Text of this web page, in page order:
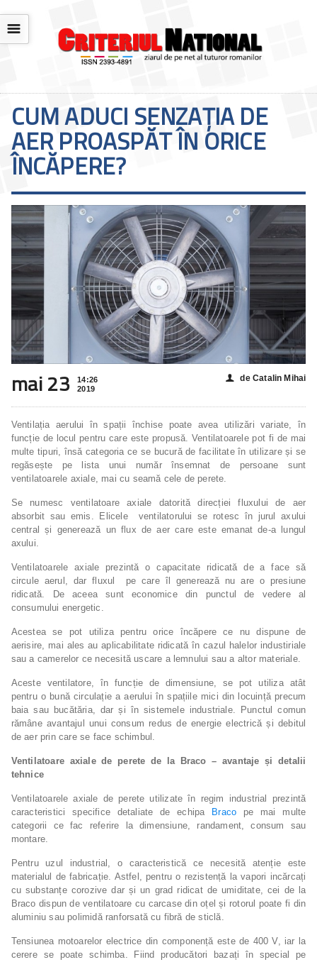
☰
CUM ADUCI SENZAȚIA DE
AER PROASPĂT ÎN ORICE
ÎNCĂPERE?
mai 23
14:26
2019
👤 de Catalin Mihai
Ventilația aerului în spații închise poate avea utilizări variate, în
funcție de locul pentru care este propusă. Ventilatoarele pot fi de mai
multe tipuri, însă categoria ce se bucură de facilitate în utilizare și se
regăsește pe lista unui număr însemnat de persoane sunt
ventilatoarele axiale, mai cu seamă cele de perete.
Se numesc ventilatoare axiale datorită direcției fluxului de aer
absorbit sau emis. Elicele ventilatorului se rotesc în jurul axului
central și generează un flux de aer care este emanat de-a lungul
axului.
Ventilatoarele axiale prezintă o capacitate ridicată de a face să
circule aerul, dar fluxul pe care îl generează nu are o presiune
ridicată. De aceea sunt economice din punctul de vedere al
consumului energetic.
Acestea se pot utiliza pentru orice încăpere ce nu dispune de
aerisire, mai ales au aplicabilitate ridicată în cazul halelor industiriale
sau a camerelor ce necesită uscare a lemnului sau a altor materiale.
Aceste ventilatore, în funcție de dimensiune, se pot utiliza atât
pentru o bună circulație a aerului în spațiile mici din locuință precum
baia sau bucătăria, dar și în sistemele industriale. Punctul comun
rămâne avantajul unui consum redus de energie electrică și debitul
de aer prin care se face schimbul.
Ventilatoare axiale de perete de la Braco – avantaje și detalii
tehnice
Ventilatoarele axiale de perete utilizate în regim industrial prezintă
caracteristici specifice detaliate de echipa
Braco pe mai multe
categorii ce fac referire la dimensiune, randament, consum sau
montare.
Pentru uzul industrial, o caracteristică ce necesită atenție este
materialul de fabricație. Astfel, pentru o rezistență la vapori incărcați
cu substanțe corozive dar și un grad ridicat de umiditate, cei de la
Braco dispun de ventilatoare cu carcase din oțel și rotorul poate fi din
aluminiu sau polimidă ranforsată cu fibră de sticlă.
Tensiunea motoarelor electrice din componență este de 400 V, iar la
cerere se poate schimba. Fiind producători bazați în special pe